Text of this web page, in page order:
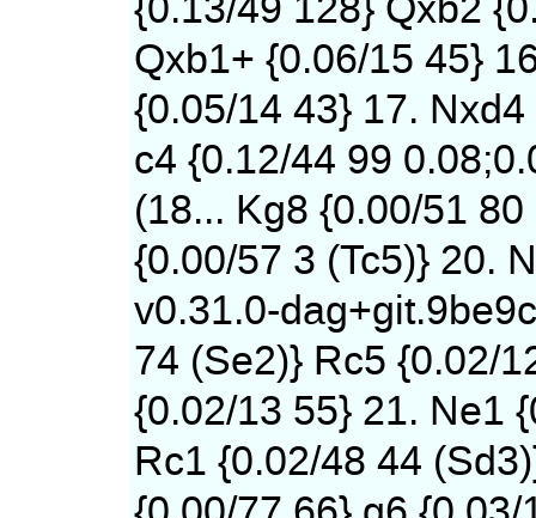
Qxb1+ {0.06/15 45}
{0.05/14 43} 17.
c4 {0.12/44 99
(18... Kg8 {0.00/51
{0.00/57 3 (Tc5)} 20.
v0.31.0-
74 (Se2)} Rc5 {0.02/
{0.02/13 55} 21. Ne1
Rc1 {0.02/48 44